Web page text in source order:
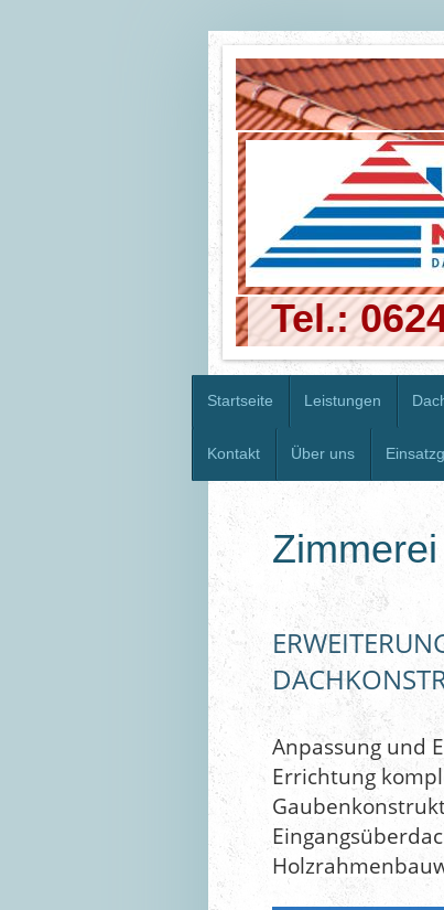
Tel.:
Startseite Leistungen
Kontakt Über uns
Zimmerei
Anpassung und
Errichtung